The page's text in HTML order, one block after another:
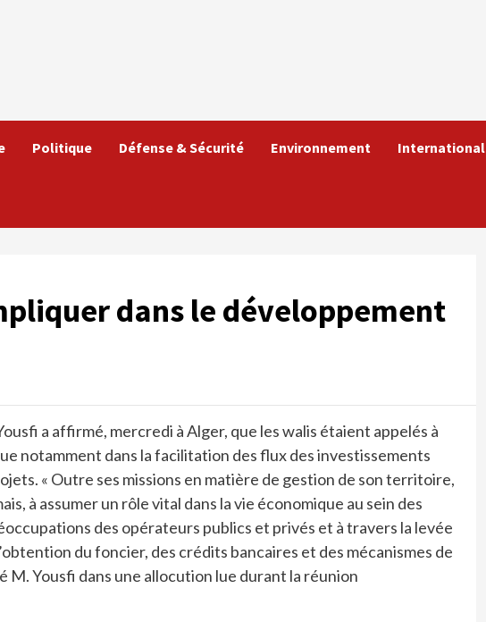
Politique Défense & Sécurité Environnement International
dans le développement
a affirmé, mercredi à Alger, que les walis étaient appelés à
notamment dans la facilitation des flux des investissements
« Outre ses missions en matière de gestion de son territoire,
à assumer un rôle vital dans la vie économique au sein des
des opérateurs publics et privés et à travers la levée
du foncier, des crédits bancaires et des mécanismes de
M. Yousfi dans une allocution lue durant la réunion